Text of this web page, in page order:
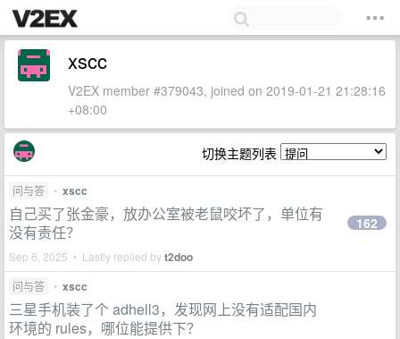
xscc
V2EX member #379043, joined on 2019-01-21 21:28:16
+08:00
切换主题列表
问与答 • xscc
自己买了张金豪，放办公室被老鼠咬坏了，单位有
没有责任？
Sep 6, 2025 • Lastly replied byt2doo
162
问与答 • xscc
三星手机装了个 adhell3，发现网上没有适配国内
环境的 rules，哪位能提供下？